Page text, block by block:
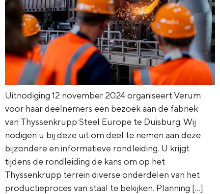
Uitnodiging 12 november 2024 organiseert Verum
voor haar deelnemers een bezoek aan de fabriek
van Thyssenkrupp Steel Europe te Duisburg. Wij
nodigen u bij deze uit om deel te nemen aan deze
bijzondere en informatieve rondleiding. U krijgt
tijdens de rondleiding de kans om op het
Thyssenkrupp terrein diverse onderdelen van het
productieproces van staal te bekijken. Planning […]